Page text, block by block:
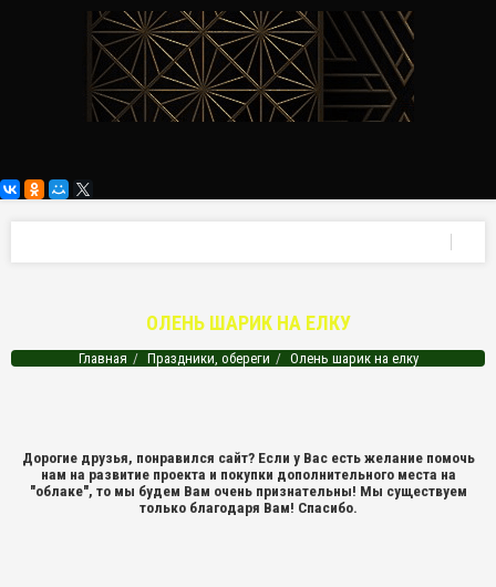
ОЛЕНЬ ШАРИК НА ЕЛКУ
Главная Праздники, обереги Олень шарик на елку
Дорогие друзья, понравился сайт? Если у Вас есть желание помочь
нам на развитие проекта и покупки дополнительного места на
"облаке", то мы будем Вам очень признательны! Мы существуем
только благодаря Вам! Спасибо.